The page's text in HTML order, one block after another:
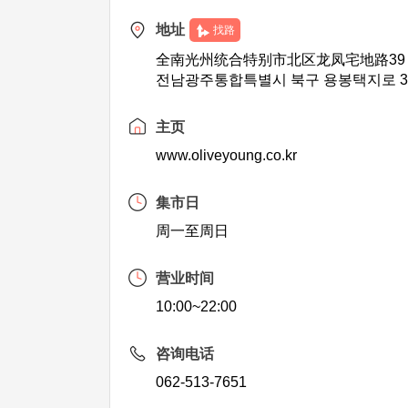
地址 找路
全南光州统合特别市北区龙凤宅地路39
전남광주통합특별시 북구 용봉택지로
主页
www.oliveyoung.co.kr
集市日
周一至周日
营业时间
10:00~22:00
咨询电话
062-513-7651